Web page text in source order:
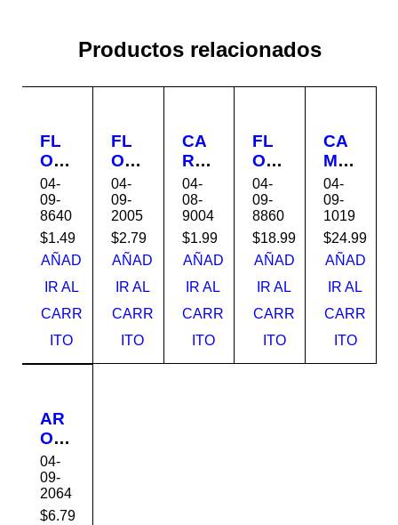
Productos relacionados
FL
OT
AT
DO
R
PA
RA
BR
AZ
OS
INT-
EX
04-
09-
8640
$1.49
AÑAD
IR AL
CARR
ITO
FL
OT
AD
OR
DE
TU
BO
NE
ON
592
62
04-
09-
2005
$2.79
AÑAD
IR AL
CARR
ITO
CA
RT
UC
HO
PA
RA
FIL
TR
O
DE
PIS
04-
08-
9004
$1.99
AÑAD
IR AL
CARR
ITO
FL
OT
AD
OR
DE
CO
RA
ZO
N
587
27
04-
09-
8860
$18.99
AÑAD
IR AL
CARR
ITO
CA
MA
FL
OT
AD
OR
588
56E
P
04-
09-
1019
$24.99
AÑAD
IR AL
CARR
ITO
AR
O
INF
LA
BL
E
04-
09-
2064
$6.79